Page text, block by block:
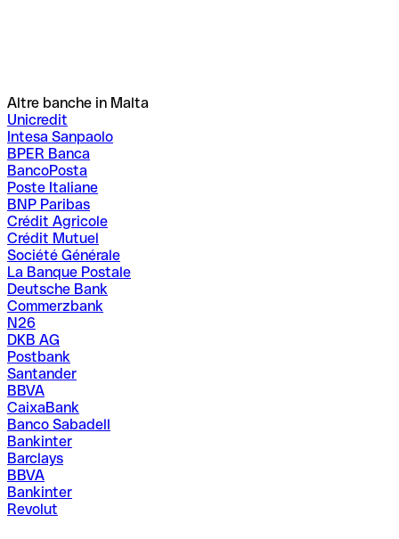
Altre banche in Malta
Unicredit
Intesa Sanpaolo
BPER Banca
BancoPosta
Poste Italiane
BNP Paribas
Crédit Agricole
Crédit Mutuel
Société Générale
La Banque Postale
Deutsche Bank
Commerzbank
N26
DKB AG
Postbank
Santander
BBVA
CaixaBank
Banco Sabadell
Bankinter
Barclays
BBVA
Bankinter
Revolut